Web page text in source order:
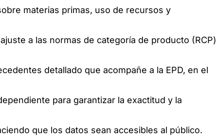
materias primas, uso de recursos y
a las normas de categoría de producto (RCP)
detallado que acompañe a la EPD, en el
para garantizar la exactitud y la
que los datos sean accesibles al público.